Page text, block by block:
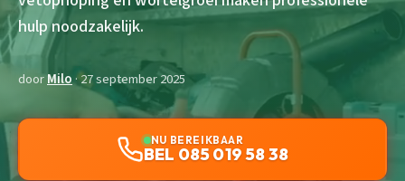
hulp noodzakelijk.
doorMilo· 27 september 2025
NU BEREIKBAAR
BEL 085 019 58 38